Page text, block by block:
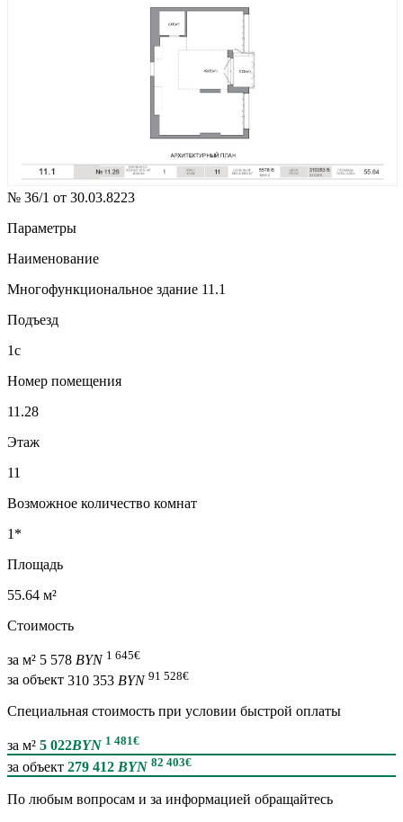
№ 36/1 от 30.03.8223
Параметры
Наименование
Многофункциональное здание 11.1
Подъезд
1с
Номер помещения
11.28
Этаж
11
Возможное количество комнат
1*
Площадь
55.64 м²
Стоимость
за м² 5 578 BYN 1 645€
за объект 310 353 BYN 91 528€
Специальная cтоимость при условии быстрой оплаты
за м² 5 022BYN 1 481€
за объект 279 412 BYN 82 403€
По любым вопросам и за информацией обращайтесь